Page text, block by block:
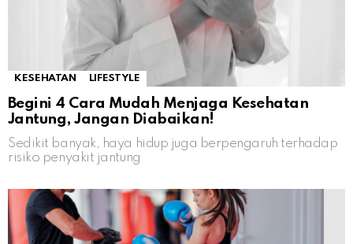
KESEHATAN LIFESTYLE
Begini 4 Cara Mudah Menjaga Kesehatan
Jantung, Jangan Diabaikan!
Sedikit banyak, haya hidup juga berpengaruh terhadap
risiko penyakit jantung